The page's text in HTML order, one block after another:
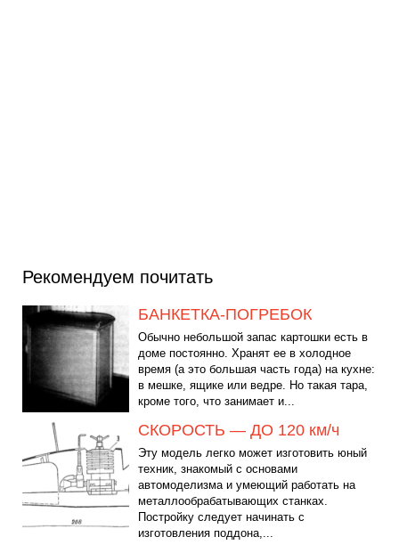
Рекомендуем почитать
БАНКЕТКА-ПОГРЕБОК
Обычно небольшой запас картошки есть в
доме постоянно. Хранят ее в холодное
время (а это большая часть года) на кухне:
в мешке, ящике или ведре. Но такая тара,
кроме того, что занимает и...
СКОРОСТЬ — ДО 120 км/ч
Эту модель легко может изготовить юный
техник, знакомый с основами
автомоделизма и умеющий работать на
металлообрабатывающих станках.
Постройку следует начинать с
изготовления поддона,...